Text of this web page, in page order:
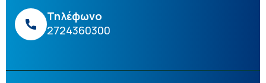
Τηλέφωνο
2724360300